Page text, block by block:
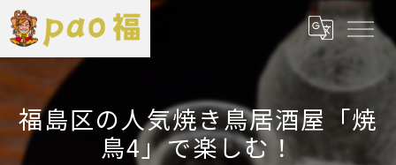
福島区の人気焼き鳥居酒屋「焼
鳥4」で楽しむ！